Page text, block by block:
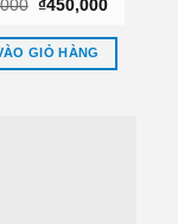
Lấy Liền Tại
Giá
là:
₫1,200,000.
₫450,000Giá
tại
GIỎ HÀNG